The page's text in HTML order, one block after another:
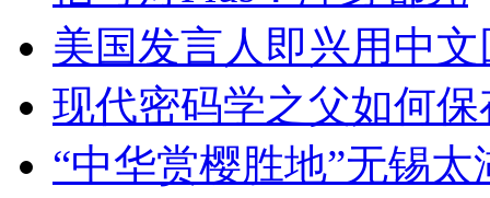
美国发言人即兴用中
现代密码学之父如何
“中华赏樱胜地”无锡